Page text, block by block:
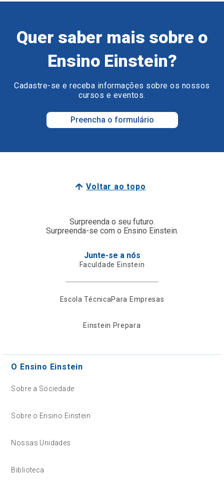
Quer saber mais sobre o
Ensino Einstein?
Cadastre-se e receba informações sobre os nossos
cursos e eventos.
Preencha o formulário
Voltar ao topo
Surpreenda o seu futuro.
Surpreenda-se com o Ensino Einstein.
Junte-se a nós
Faculdade Einstein
Escola TécnicaPara Empresas
Einstein Prepara
O Ensino Einstein
Sobre a Sociedade
Sobre o Ensino Einstein
Nossas Unidades
Biblioteca